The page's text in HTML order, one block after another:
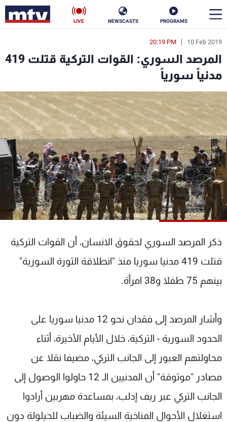
PROGRAMS
NEWSCASTS
LIVE
10 Feb 2019
20:19 PM
المرصد السوري: القوات التركية قتلت 419
مدنياً سورياً
ذكر المرصد السوري لحقوق الانسان، أن القوات التركية
قتلت 419 مدنيا سوريا منذ "انطلاقة الثورة السورية"
بينهم 75 طفلا و38 امرأة.
وأشار المرصد إلى فقدان نحو 12 مدنيا سوريا على
الحدود السورية - التركية، خلال الأيام الأخيرة، أثناء
محاولتهم العبور إلى الجانب التركي، مضيفا نقلا عن
مصادر "موثوقة" أن المدنيين الـ 12 حاولوا الوصول إلى
الجانب التركي عبر ريف إدلب، بمساعدة مهربين أرادوا
استغلال الأحوال المناخية السيئة والضباب للحيلولة دون
en
الأخبار
سياسة ناس
إقتصاد فن
منوعات رياضة
كأس العالم
البرامج
جدول البرامج
شاهد البرامج
عن MTV
وظائف
سياسة الخصوصية